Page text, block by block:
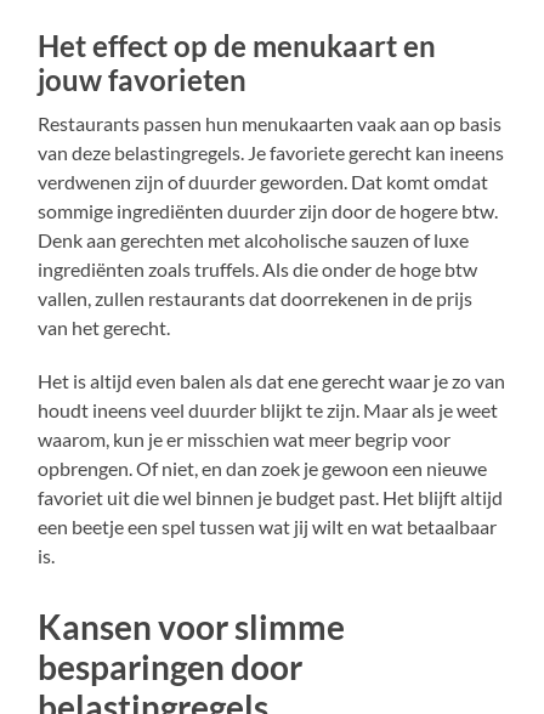
Het effect op de menukaart en
jouw favorieten
Restaurants passen hun menukaarten vaak aan op basis
van deze belastingregels. Je favoriete gerecht kan ineens
verdwenen zijn of duurder geworden. Dat komt omdat
sommige ingrediënten duurder zijn door de hogere btw.
Denk aan gerechten met alcoholische sauzen of luxe
ingrediënten zoals truffels. Als die onder de hoge btw
vallen, zullen restaurants dat doorrekenen in de prijs
van het gerecht.
Het is altijd even balen als dat ene gerecht waar je zo van
houdt ineens veel duurder blijkt te zijn. Maar als je weet
waarom, kun je er misschien wat meer begrip voor
opbrengen. Of niet, en dan zoek je gewoon een nieuwe
favoriet uit die wel binnen je budget past. Het blijft altijd
een beetje een spel tussen wat jij wilt en wat betaalbaar
is.
Kansen voor slimme
besparingen door